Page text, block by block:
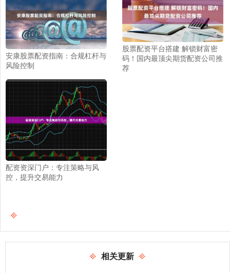
安康股票配资指南：合规杠杆与
风险控制
股票配资平台搭建 解锁财富密
码！国内最顶尖期货配资公司推
荐
配资资深门户：专注策略与风
控，提升交易能力
相关更新